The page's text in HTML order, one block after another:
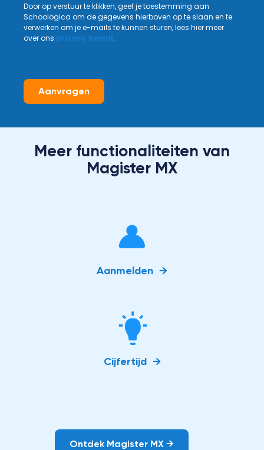
Door op verstuur te klikken, geef je toestemming aan
Schoologica om de gegevens hierboven op te slaan en te
verwerken om je e-mails te kunnen sturen, lees hier meer
over ons privacy beleid.
Aanvragen
Meer functionaliteiten van
Magister MX
Aanmelden →
Cijfertijd →
Ontdek Magister MX →